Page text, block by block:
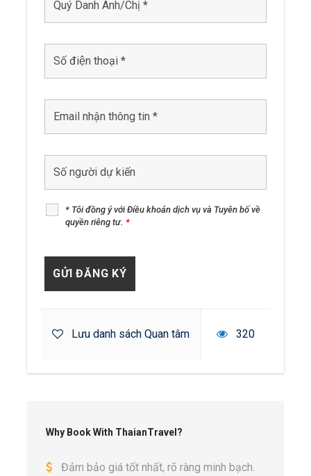
* Tôi đồng ý với Điều khoản dịch vụ và Tuyên bố về
quyền riêng tư. *
Lưu danh sách Quan tâm 320
Why Book With ThaianTravel?
Đảm bảo giá tốt nhất, rõ ràng minh bạch.